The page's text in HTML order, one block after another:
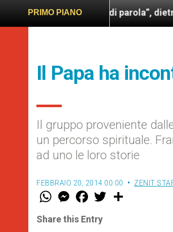
PRIMO PIANO
Un uomo di parola”, dietro le
Il Papa ha
Il gruppo proveniente
un percorso spirituale.
ad uno le loro storie
FEBBRAIO 20, 2014 00:00 ZENIT
W
t
s
M
e
s
e
F
a
e
b
w
Share this Entry